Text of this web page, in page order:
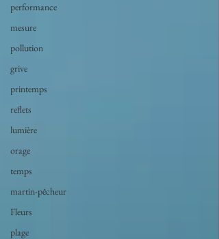
performance
mesure
pollution
grive
printemps
reflets
lumière
orage
temps
martin-pêcheur
Fleurs
plage